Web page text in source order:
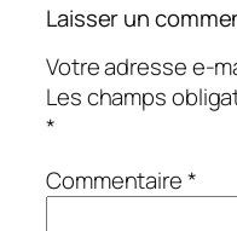
Laisser un
Votre adresse e-
Les champs
*
Commentaire*